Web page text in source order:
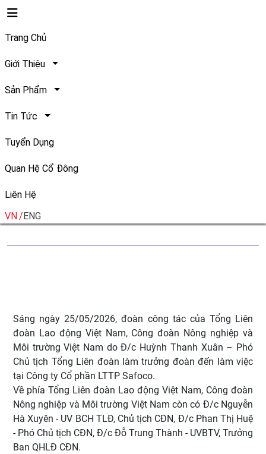
Trang Chủ
Giới Thiệu
Sản Phẩm
Tin Tức
Tuyển Dụng
Quan Hệ Cổ Đông
Liên Hệ
VN ENG
Safoco đón tiếp Tổng liên
đoàn lao động Việt Nam,
Công đoàn NN&MT Việt Nam
Sáng ngày 25/05/2026, đoàn công tác của Tổng Liên
đoàn Lao động Việt Nam, Công đoàn Nông nghiệp và
Môi trường Việt Nam do Đ/c Huỳnh Thanh Xuân – Phó
Chủ tịch Tổng Liên đoàn làm trưởng đoàn đến làm việc
tại Công ty Cổ phần LTTP Safoco.
Về phía Tổng Liên đoàn Lao động Việt Nam, Công đoàn
Nông nghiệp và Môi trường Việt Nam còn có Đ/c Nguyễn
Hà Xuyên - UV BCH TLĐ, Chủ tịch CĐN, Đ/c Phan Thị Huệ
- Phó Chủ tịch CĐN, Đ/c Đỗ Trung Thành - UVBTV, Trưởng
Ban QHLĐ CĐN.